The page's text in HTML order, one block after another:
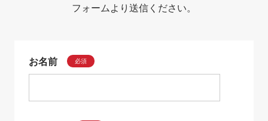
フォームより送信ください。
お名前 必須